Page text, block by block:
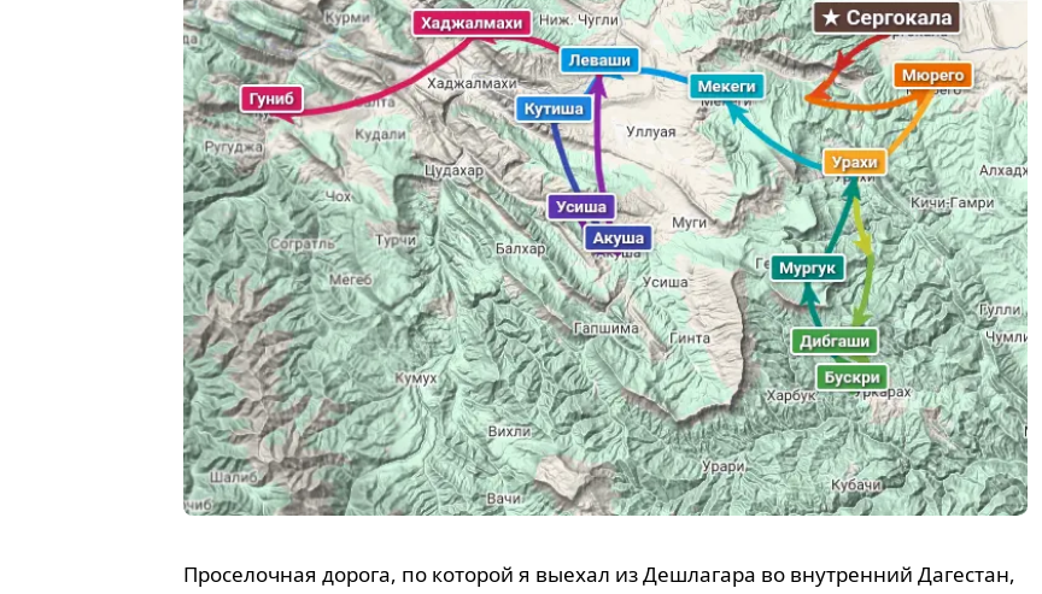
Проселочная дорога, по которой я выехал из Дешлагара во внутренний Дагестан,